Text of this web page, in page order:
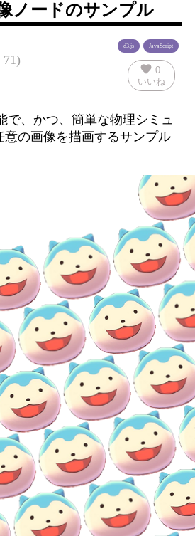
ノードのサンプル
d3.js JavaScript
favorite 0
いいね
で、かつ、簡単な物理シミュ
意の画像を描画するサンプル